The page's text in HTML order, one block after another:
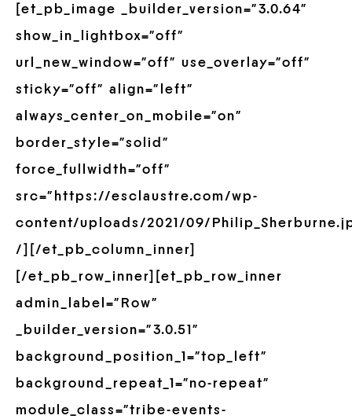
[et_pb_image _builder_version=”3.0.64″
show_in_lightbox=”off”
url_new_window=”off” use_overlay=”off”
sticky=”off” align=”left”
always_center_on_mobile=”on”
border_style=”solid”
force_fullwidth=”off”
src=”https://esclaustre.com/wp-
content/uploads/2021/09/
/][/et_pb_column_inner]
[/et_pb_row_inner][et_pb_row_inner
admin_label=”Row”
_builder_version=”3.0.51″
background_position_1=”top_left”
background_repeat_1=”no-repeat”
module_class=”tribe-events-